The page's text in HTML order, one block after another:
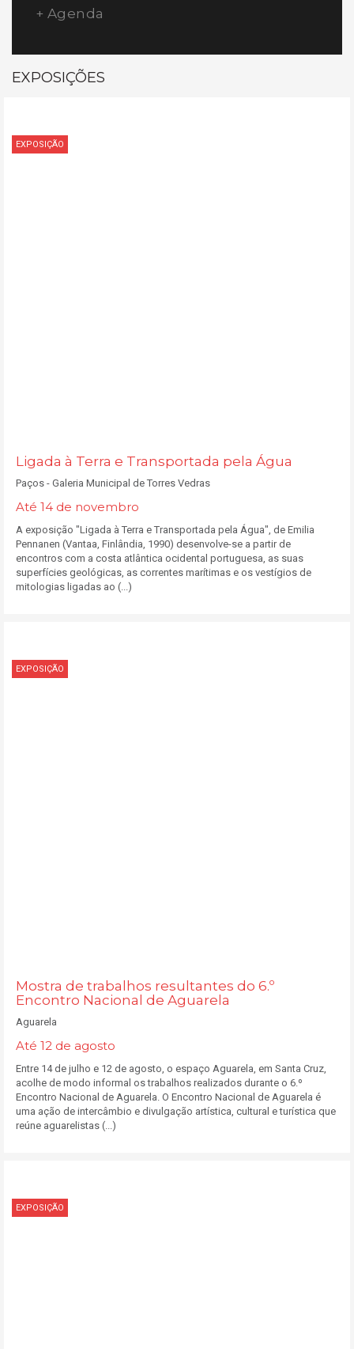
+ Agenda
EXPOSIÇÕES
EXPOSIÇÃO
Ligada à Terra e Transportada pela Água
Paços - Galeria Municipal de Torres Vedras
Até 14 de novembro
A exposição "Ligada à Terra e Transportada pela Água", de Emilia
Pennanen (Vantaa, Finlândia, 1990) desenvolve-se a partir de
encontros com a costa atlântica ocidental portuguesa, as suas
superfícies geológicas, as correntes marítimas e os vestígios de
mitologias ligadas ao (...)
EXPOSIÇÃO
Mostra de trabalhos resultantes do 6.º
Encontro Nacional de Aguarela
Aguarela
Até 12 de agosto
Entre 14 de julho e 12 de agosto, o espaço Aguarela, em Santa Cruz,
acolhe de modo informal os trabalhos realizados durante o 6.º
Encontro Nacional de Aguarela. O Encontro Nacional de Aguarela é
uma ação de intercâmbio e divulgação artística, cultural e turística que
reúne aguarelistas (...)
EXPOSIÇÃO